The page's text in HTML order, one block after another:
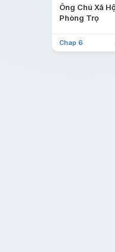
Ông Chú Xã
Phòng Trọ
Chap 6